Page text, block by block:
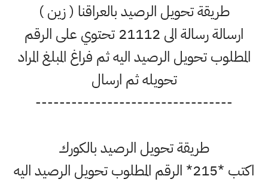
طريقة تحويل الرصيد بالعراقنا ( زين )
ارسالة رسالة الى 21112 تحتوي على الرقم
المطلوب تحويل الرصيد اليه ثم فراغ المبلغ المراد
تحويله ثم ارسال
---------------------------------
طريقة تحويل الرصيد بالكورك
اكتب *215* الرقم المطلوب تحويل الرصيد اليه